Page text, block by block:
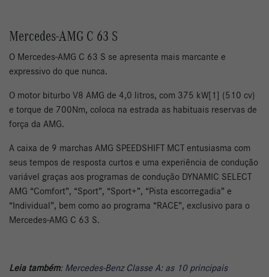
Mercedes-AMG C 63 S
O Mercedes-AMG C 63 S se apresenta mais marcante e
expressivo do que nunca.
O motor biturbo V8 AMG de 4,0 litros, com 375 kW[1] (510 cv)
e torque de 700Nm, coloca na estrada as habituais reservas de
força da AMG.
A caixa de 9 marchas AMG SPEEDSHIFT MCT entusiasma com
seus tempos de resposta curtos e uma experiência de condução
variável graças aos programas de condução DYNAMIC SELECT
AMG “Comfort”, “Sport”, “Sport+”, “Pista escorregadia” e
“Individual”, bem como ao programa “RACE”, exclusivo para o
Mercedes-AMG C 63 S.
Leia também: Mercedes-Benz Classe A: as 10 principais